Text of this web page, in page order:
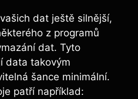
dat ještě silnější,
z programů
dat. Tyto‍
data takovým
šance minimální.
patří například: